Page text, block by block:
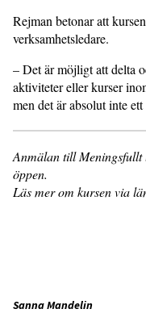
Rejman betonar att
verksamhetsledare.
– Det är möjligt att delta
aktiviteter eller kurser
men det är absolut inte
Anmälan till Meningsfullt
öppen.
Läs mer om kursen via
Sanna Mandelin